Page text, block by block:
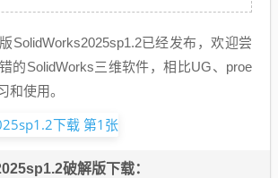
SolidWorks2025sp1.2已经发布，欢迎尝
的SolidWorks三维软件，相比UG、proe
和使用。
破解版下载：